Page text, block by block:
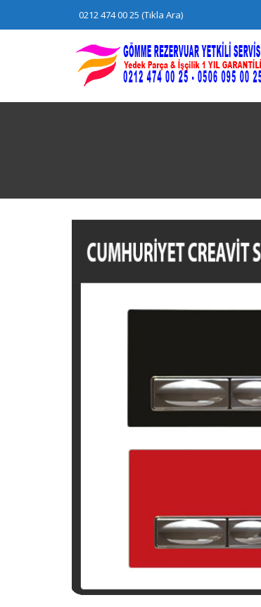
0212 474 00 25 (Tıkla Ara)